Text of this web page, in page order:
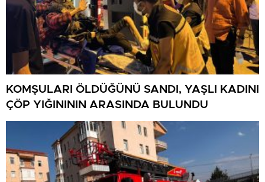
KOMŞULARI ÖLDÜĞÜNÜ SANDI, YAŞLI KADINI
ÇÖP YIĞINININ ARASINDA BULUNDU